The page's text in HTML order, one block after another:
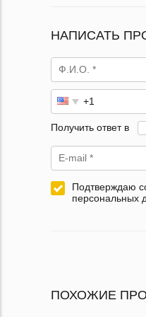
НАПИСАТЬ
Получить ответ в
Подтверждаю
персональных
ПОХОЖИЕ